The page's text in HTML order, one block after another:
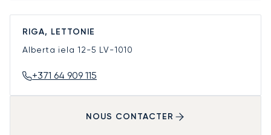
RIGA, LETTONIE
Alberta iela 12-5 LV-1010
+371 64 909 115
NOUS CONTACTER